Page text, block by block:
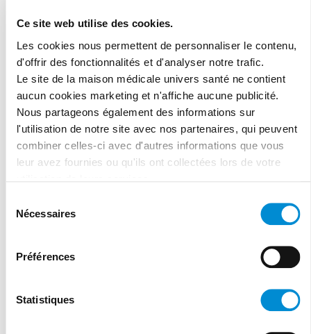
Ce site web utilise des cookies.
Les cookies nous permettent de personnaliser le contenu,
d'offrir des fonctionnalités et d'analyser notre trafic.
Le site de la maison médicale univers santé ne contient
aucun cookies marketing et n'affiche aucune publicité.
Nous partageons également des informations sur
l'utilisation de notre site avec nos partenaires, qui peuvent
combiner celles-ci avec d'autres informations que vous
leur avez fournies ou qu'ils ont collectées lors de votre
Nécessaires
Préférences
Statistiques
J'ai lu et accepte les termes et les
conditions